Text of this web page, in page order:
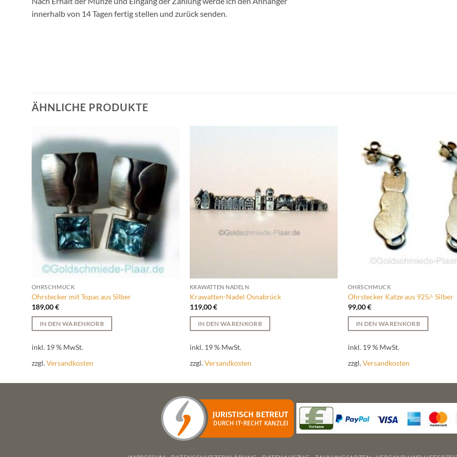
innerhalb von 14 Tagen fertig stellen und zurück senden.
ÄHNLICHE PRODUKTE
OHRSCHMUCK
Ohrstecker mit Topas aus Silber
189,00€
IN DEN WARENKORB
inkl. 19 % MwSt.
zzgl.Versandkosten
KRAWATTEN NADELN
Krawatten-Nadel Osnabrück
119,00€
IN DEN WARENKORB
inkl. 19 % MwSt.
zzgl.Versandkosten
OHRSCHMUCK
Ohrstecker Katze aus 925/- Silber
99,00€
IN DEN WARENKORB
inkl. 19 % MwSt.
zzgl.Versandkosten